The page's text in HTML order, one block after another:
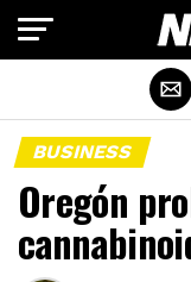
BUSINESS
Oregón